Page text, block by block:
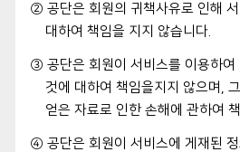
② 공단은 회원의 귀책사유로 인해 서
대하여 책임을 지지 않습니다.
③ 공단은 회원이 서비스를 이용하여
것에 대하여 책임을지지 않으며,
얻은 자료로 인한 손해에 관하여
④ 공단은 회원이 서비스에 게재된